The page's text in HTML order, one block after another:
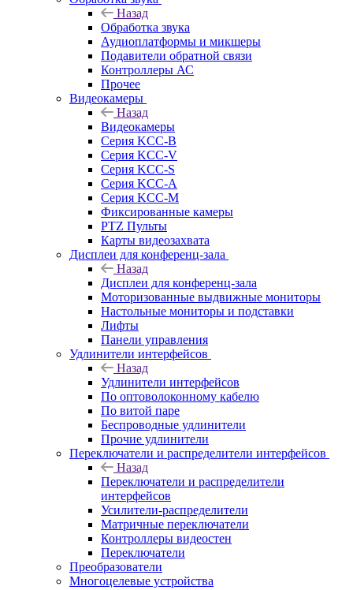
Назад
Обработка звука
Аудиоплатформы и микшеры
Подавители обратной связи
Контроллеры АС
Прочее
Видеокамеры
Назад
Видеокамеры
Серия KCC-B
Серия KCC-V
Серия KCC-S
Серия KCC-A
Серия KCC-M
Фиксированные камеры
PTZ Пульты
Карты видеозахвата
Дисплеи для конференц-зала
Назад
Дисплеи для конференц-зала
Моторизованные выдвижные мониторы
Настольные мониторы и подставки
Лифты
Панели управления
Удлинители интерфейсов
Назад
Удлинители интерфейсов
По оптоволоконному кабелю
По витой паре
Беспроводные удлинители
Прочие удлинители
Переключатели и распределители интерфейсов
Назад
Переключатели и распределители
интерфейсов
Усилители-распределители
Матричные переключатели
Контроллеры видеостен
Переключатели
Преобразователи
Многоцелевые устройства